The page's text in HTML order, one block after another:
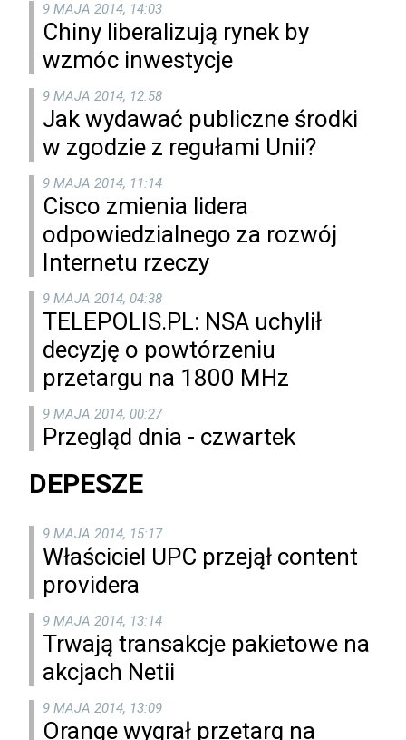
9 MAJA 2014, 14:03
Chiny liberalizują rynek by
wzmóc inwestycje
9 MAJA 2014, 12:58
Jak wydawać publiczne środki
w zgodzie z regułami Unii?
9 MAJA 2014, 11:14
Cisco zmienia lidera
odpowiedzialnego za rozwój
Internetu rzeczy
9 MAJA 2014, 04:38
TELEPOLIS.PL: NSA uchylił
decyzję o powtórzeniu
przetargu na 1800 MHz
9 MAJA 2014, 00:27
Przegląd dnia - czwartek
DEPESZE
9 MAJA 2014, 15:17
Właściciel UPC przejął content
providera
9 MAJA 2014, 13:14
Trwają transakcje pakietowe na
akcjach Netii
9 MAJA 2014, 13:09
Orange wygrał przetarg na